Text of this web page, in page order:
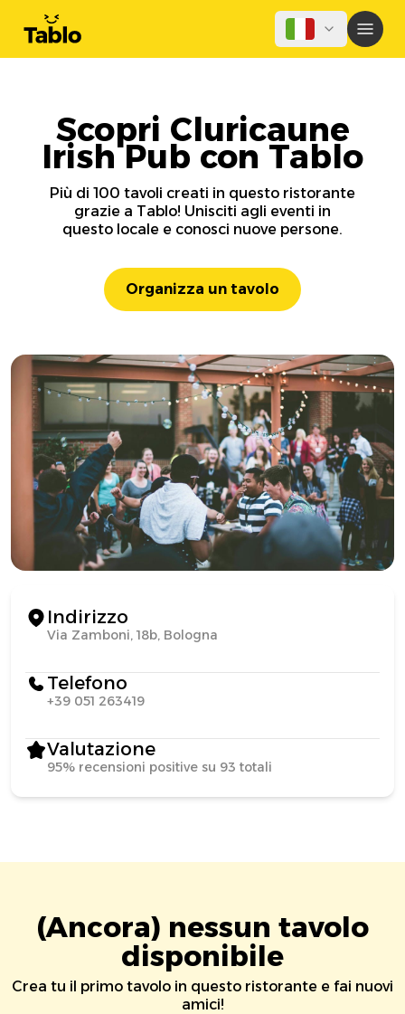
Scopri Cluricaune
Irish Pub con Tablo
Più di 100 tavoli creati in questo ristorante
grazie a Tablo! Unisciti agli eventi in
questo locale e conosci nuove persone.
Organizza un tavolo
Indirizzo
Via Zamboni, 18b, Bologna
Telefono
+39 051 263419
Valutazione
95% recensioni positive su 93 totali
(Ancora) nessun tavolo
disponibile
Crea tu il primo tavolo in questo ristorante e fai nuovi
amici!